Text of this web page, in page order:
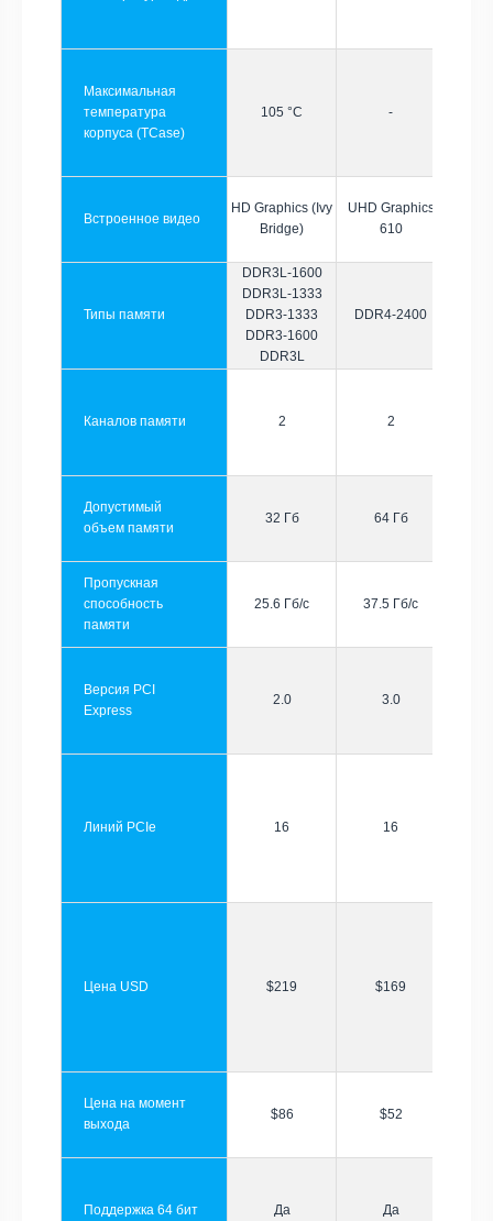
Максимальная
температура
корпуса (TCase)
105 °C -
Встроенное видео
HD Graphics (Ivy
Bridge)
UHD Graphics
610
Типы памяти
DDR3L-1600
DDR3L-1333
DDR3-1333
DDR3-1600
DDR3L
DDR4-2400
Каналов памяти 2 2
Допустимый
объем памяти
32 Гб 64 Гб
Пропускная
способность
памяти
25.6 Гб/с 37.5 Гб/с
Версия PCI
Express
2.0 3.0
Линий PCIe 16 16
Цена USD $219 $169
Цена на момент
выхода
$86 $52
Поддержка 64 бит Да Да